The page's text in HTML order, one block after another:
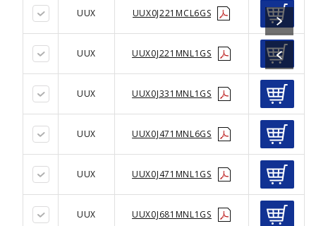
UUX UUX0J221MCL6GS
UUX UUX0J221MNL1GS
UUX UUX0J331MNL1GS
UUX UUX0J471MNL6GS
UUX UUX0J471MNL1GS
UUX UUX0J681MNL1GS